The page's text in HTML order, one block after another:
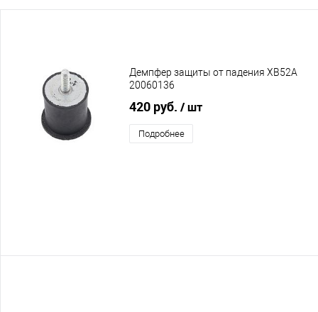
Демпфер защиты от падения XB52A
20060136
420 руб. / шт
Подробнее